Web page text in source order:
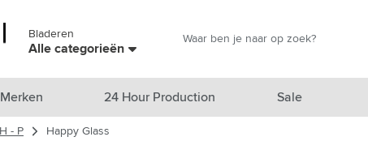
Bladeren
Alle categorieën
Merken 24 Hour Production Sale
H - P Happy Glass